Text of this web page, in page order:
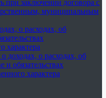
при заключении договора с
муниципальным
о расходах, об
характера
доходах, о расходах, об
и обязательствах
характера